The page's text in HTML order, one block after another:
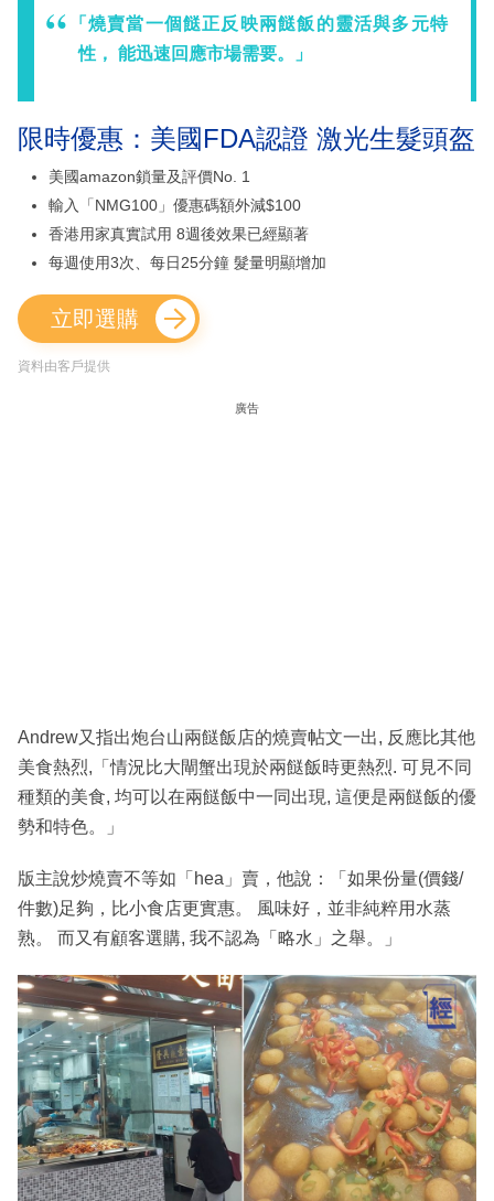
「燒賣當一個餸正反映兩餸飯的靈活與多元特
性， 能迅速回應市場需要。」
限時優惠：美國FDA認證 激光生髮頭盔
美國amazon鎖量及評價No. 1
輸入「NMG100」優惠碼額外減$100
香港用家真實試用 8週後效果已經顯著
每週使用3次、每日25分鐘 髮量明顯增加
立即選購
資料由客戶提供
廣告
Andrew又指出炮台山兩餸飯店的燒賣帖文一出, 反應比其他
美食熱烈,「情況比大閘蟹出現於兩餸飯時更熱烈. 可見不同
種類的美食, 均可以在兩餸飯中一同出現, 這便是兩餸飯的優
勢和特色。」
版主說炒燒賣不等如「hea」賣，他說：「如果份量(價錢/
件數)足夠，比小食店更實惠。 風味好，並非純粹用水蒸
熟。 而又有顧客選購, 我不認為「略水」之舉。」